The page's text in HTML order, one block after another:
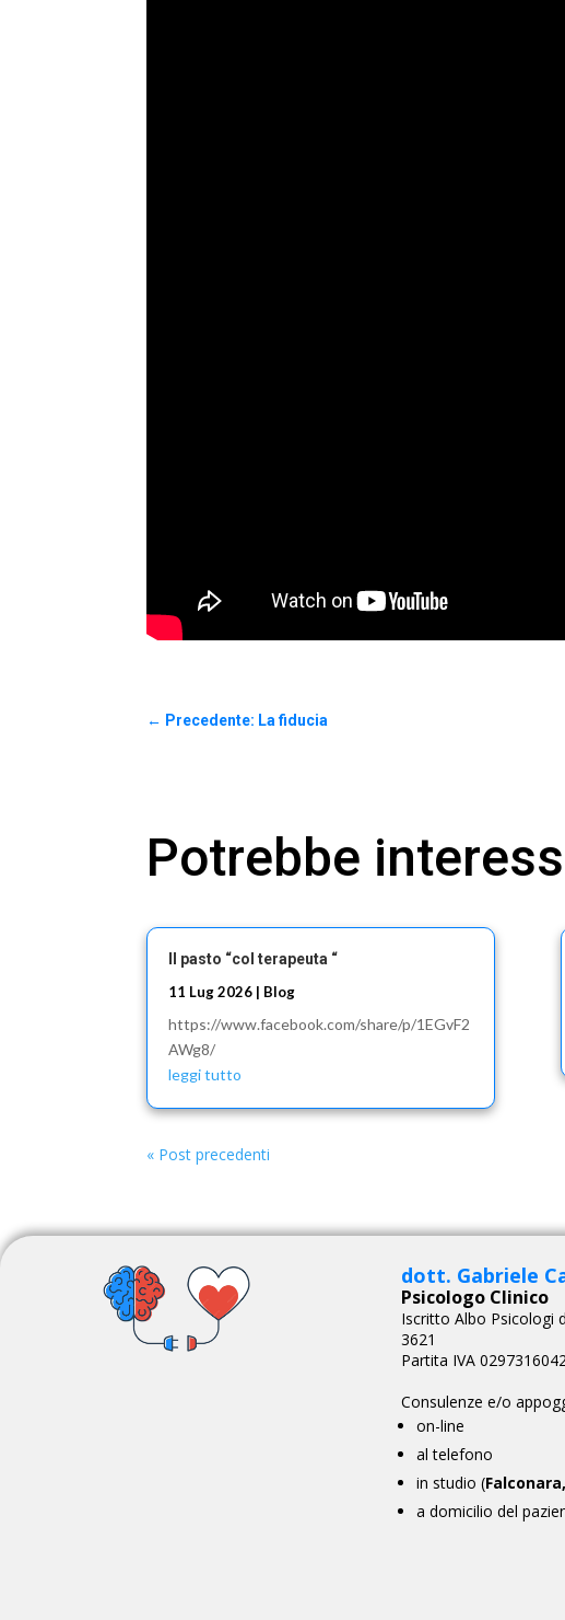
← Precedente: La fiducia
Potrebbe
Il pasto “col terapeuta “
11 Lug 2026 | Blog
https://www.facebook.com/share/p/1EGvF2
AWg8/
leggi tutto
« Post precedenti
dott. Gabriele
Psicologo Clinico
Iscritto Albo Psicologi
3621
Partita IVA
Consulenze e/o
on-line
al telefono
in studio (
a domicilio del